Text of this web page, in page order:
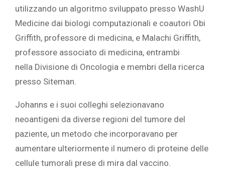
utilizzando un algoritmo sviluppato presso WashU
Medicine dai biologi computazionali e coautori Obi
Griffith, professore di medicina, e Malachi Griffith,
professore associato di medicina, entrambi
nella Divisione di Oncologia e membri della ricerca
presso Siteman.
Johanns e i suoi colleghi selezionavano
neoantigeni da diverse regioni del tumore del
paziente, un metodo che incorporavano per
aumentare ulteriormente il numero di proteine delle
cellule tumorali prese di mira dal vaccino.